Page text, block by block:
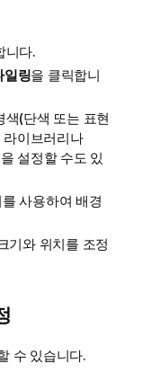
니다.
일링을 클릭합니
(단색 또는 표현
이브러리나
설정할 수도 있
사용하여 배경
기와 위치를 조정
수 있습니다.